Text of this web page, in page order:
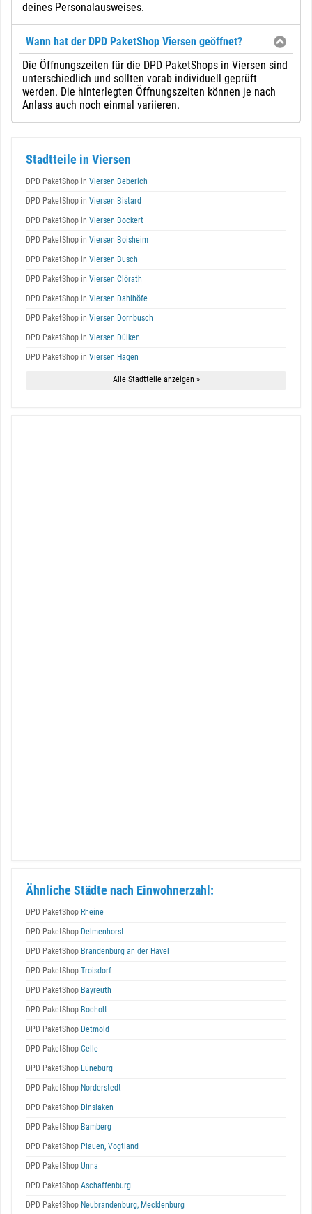
deines Personalausweises.
Wann hat der DPD PaketShop Viersen geöffnet?
Die Öffnungszeiten für die DPD PaketShops in Viersen sind
unterschiedlich und sollten vorab individuell geprüft
werden. Die hinterlegten Öffnungszeiten können je nach
Anlass auch noch einmal variieren.
Stadtteile in Viersen
DPD PaketShop in Viersen Beberich
DPD PaketShop in Viersen Bistard
DPD PaketShop in Viersen Bockert
DPD PaketShop in Viersen Boisheim
DPD PaketShop in Viersen Busch
DPD PaketShop in Viersen Clörath
DPD PaketShop in Viersen Dahlhöfe
DPD PaketShop in Viersen Dornbusch
DPD PaketShop in Viersen Dülken
DPD PaketShop in Viersen Hagen
Alle Stadtteile anzeigen »
Ähnliche Städte nach Einwohnerzahl:
DPD PaketShop Rheine
DPD PaketShop Delmenhorst
DPD PaketShop Brandenburg an der Havel
DPD PaketShop Troisdorf
DPD PaketShop Bayreuth
DPD PaketShop Bocholt
DPD PaketShop Detmold
DPD PaketShop Celle
DPD PaketShop Lüneburg
DPD PaketShop Norderstedt
DPD PaketShop Dinslaken
DPD PaketShop Bamberg
DPD PaketShop Plauen, Vogtland
DPD PaketShop Unna
DPD PaketShop Aschaffenburg
DPD PaketShop Neubrandenburg, Mecklenburg